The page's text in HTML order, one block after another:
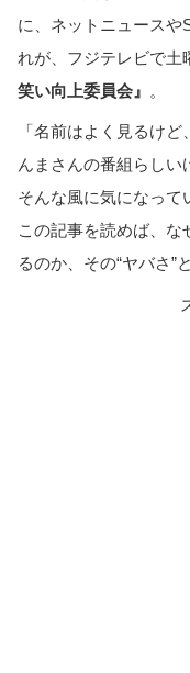
に、ネットニュースや
れが、フジテレビで土
笑い向上委員会』 。
「名前はよく見るけ
んまさんの番組らしい
そんな風に気になって
この記事を読めば、
るのか、その“ヤバさ”